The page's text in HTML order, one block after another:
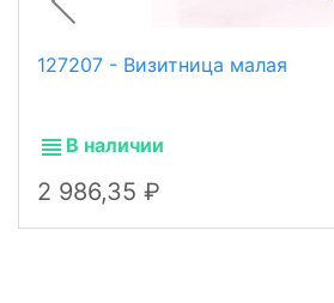
127207 - Визитница малая
В наличии
2 986,35